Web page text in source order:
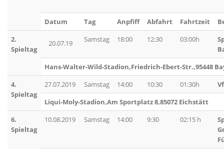
Datum Tag Anpfiff Abfahrt Fahrtzeit
2.
Spieltag
20.07.19 Samstag 18:00 12:30 03:00h
Hans-Walter-Wild-Stadion,Friedrich-Ebert-Str.,95448
4.
Spieltag
27.07.2019 Samstag 14:00 10:30 01:30h
Liqui-Moly-Stadion,Am Sportplatz 8,85072 Eichstätt
6.
Spieltag
10.08.2019 Samstag 14:00 9:30 02:15 h